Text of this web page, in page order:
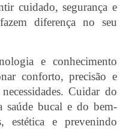
cuidado, segurança e
diferença no seu
e conhecimento
conforto, precisão e
Cuidar do
saúde bucal e do bem-
estética e prevenindo